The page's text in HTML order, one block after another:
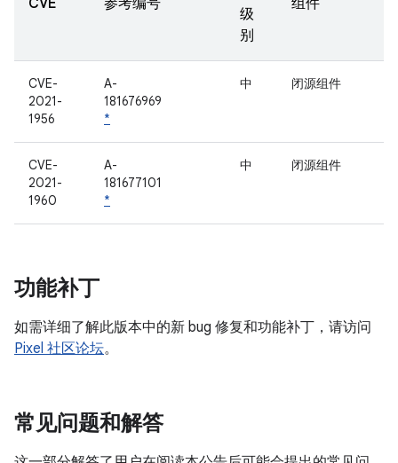
CVE 参考编号
级
别
组件
CVE-
2021-
1956
A-
181676969
*
中 闭源组件
CVE-
2021-
1960
A-
181677101
*
中 闭源组件
功能补丁
如需详细了解此版本中的新 bug 修复和功能补丁，请访问
Pixel 社区论坛。
常见问题和解答